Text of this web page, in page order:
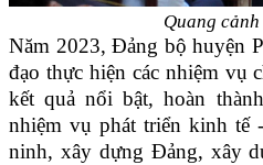
Quang
Năm 2023, Đảng bộ huyện
đạo thực hiện các nhiệm vụ
kết quả nổi bật, hoàn
nhiệm vụ phát triển kinh tế
ninh, xây dựng Đảng, xây